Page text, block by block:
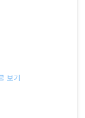
보기